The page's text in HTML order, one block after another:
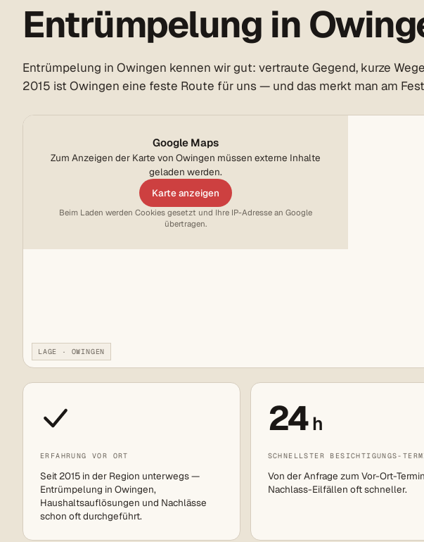
Entrümpelung in
Entrümpelung in Owingen kennen wir gut: vertraute Gegend, kurze
2015 ist Owingen eine feste Route für uns — und das merkt man am
Google Maps
Zum Anzeigen der Karte von Owingen müssen externe Inhalte
geladen werden.
Karte anzeigen
Beim Laden werden Cookies gesetzt und Ihre IP-Adresse an Google
übertragen.
LAGE · OWINGEN
ERFAHRUNG VOR ORT
Seit 2015 in der Region unterwegs —
Entrümpelung in Owingen,
Haushaltsauflösungen und Nachlässe
schon oft durchgeführt.
24h
SCHNELLSTER BESICHTIGUNGS-
Von der Anfrage zum Vor-Ort-
Nachlass-Eilfällen oft schneller.